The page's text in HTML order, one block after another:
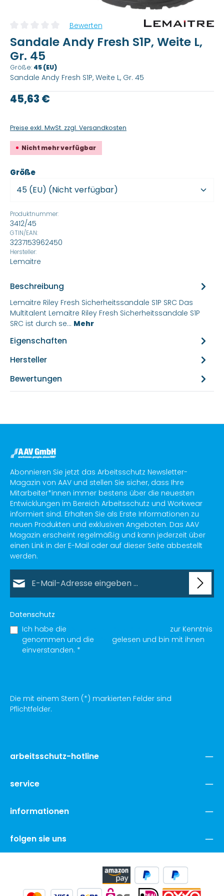
Durchschnittliche Bewertung von 0 von 5 Sternen
Bewerten
Sandale Andy Fresh S1P, Weite L,
Gr. 45
Größe: 45 (EU)
Sandale Andy Fresh S1P, Weite L, Gr. 45
Regulärer Preis:
45,63 €
Preise exkl. MwSt. zzgl. Versandkosten
Nicht mehr verfügbar
Größeauswählen
Produktnummer:
3412/45
GTIN/EAN:
3237153962450
Hersteller:
Lemaitre
Beschreibung
Lemaitre Riley Fresh Sicherheitssandale S1P SRC Das
Multitalent Lemaitre Riley Fresh Sicherheitssandale S1P
SRC ist durch se… Mehr
Eigenschaften
Hersteller
Bewertungen
Abonnieren Sie jetzt das Arbeitsschutz Newsletter-
Magazin von AAV und stellen Sie sicher, dass Ihre
Mitarbeiter*innen immer bestens über die neuesten
Entwicklungen im Bereich Arbeitsschutz und Workwear
informiert sind. Erhalten Sie als Erste Informationen zu
neuen Produkten und exklusiven Angeboten. Das AAV
Magazin erscheint regelmäßig und kann jederzeit über
einen Link in der E-Mail oder auf dieser Seite abbestellt
werden.
Datenschutz
Ich habe die
zur Kenntnis
genommen und die
gelesen und bin mit ihnen
einverstanden. *
Die mit einem Stern (*) markierten Felder sind
Pflichtfelder.
arbeitsschutz-hotline
service
informationen
folgen sie uns